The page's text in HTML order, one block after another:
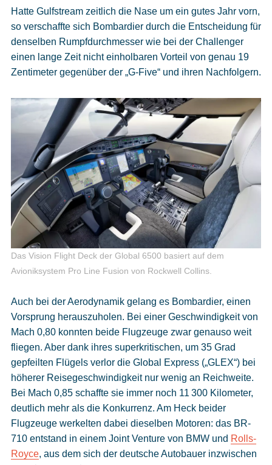
Hatte Gulfstream zeitlich die Nase um ein gutes Jahr vorn,
so verschaffte sich Bombardier durch die Entscheidung für
denselben Rumpfdurchmesser wie bei der Challenger
einen lange Zeit nicht einholbaren Vorteil von genau 19
Zentimeter gegenüber der „G-Five“ und ihren Nachfolgern.
Das Vision Flight Deck der Global 6500 basiert auf dem
Avioniksystem Pro Line Fusion von Rockwell Collins.
Auch bei der Aerodynamik gelang es Bombardier, einen
Vorsprung herauszuholen. Bei einer Geschwindigkeit von
Mach 0,80 konnten beide Flugzeuge zwar genauso weit
fliegen. Aber dank ihres superkritischen, um 35 Grad
gepfeilten Flügels verlor die Global Express („GLEX“) bei
höherer Reisegeschwindigkeit nur wenig an Reichweite.
Bei Mach 0,85 schaffte sie immer noch 11 300 Kilometer,
deutlich mehr als die Konkurrenz. Am Heck beider
Flugzeuge werkelten dabei dieselben Motoren: das BR-
710 entstand in einem Joint Venture von BMW und Rolls-
Royce, aus dem sich der deutsche Autobauer inzwischen